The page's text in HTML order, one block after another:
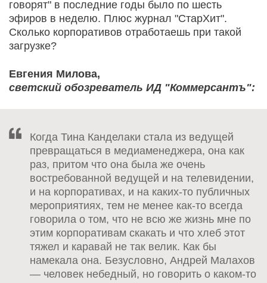
говорят" в последние годы было по шесть
эфиров в неделю. Плюс журнал "СтарХит".
Сколько корпоративов отработаешь при такой
загрузке?
Евгения Милова,
светский обозреватель ИД "Коммерсантъ":
Когда Тина Канделаки стала из ведущей
превращаться в медиаменеджера, она как
раз, притом что она была же очень
востребованной ведущей и на телевидении,
и на корпоративах, и на каких-то публичных
мероприятиях, тем не менее как-то всегда
говорила о том, что не всю же жизнь мне по
этим корпоративам скакать и что хлеб этот
тяжел и каравай не так велик. Как бы
намекала она. Безусловно, Андрей Малахов
— человек небедный, но говорить о каком-то